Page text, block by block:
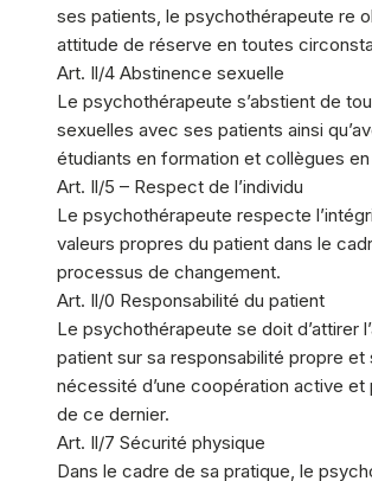
ses patients, le psychothérapeute re
attitude de réserve en toutes
Art. Il/4 Abstinence sexuelle
Le psychothérapeute s’abstient de
sexuelles avec ses patients ainsi
étudiants en formation et collègues
Art. Il/5 – Respect de l’individu
Le psychothérapeute respecte
valeurs propres du patient dans le
processus de changement.
Art. Il/0 Responsabilité du patient
Le psychothérapeute se doit d’attirer
patient sur sa responsabilité propre et
nécessité d’une coopération active et
de ce dernier.
Art. Il/7 Sécurité physique
Dans le cadre de sa pratique, le